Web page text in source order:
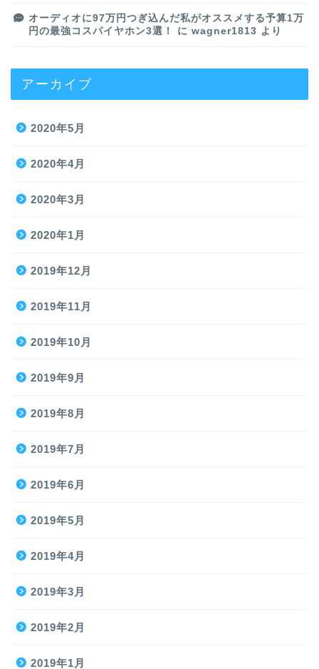
オーディオに97万円つぎ込んだ私がオススメする予算1万
円の最強コスパイヤホン3選！
に wagner1813 より
アーカイブ
2020年5月
2020年4月
2020年3月
2020年1月
2019年12月
2019年11月
2019年10月
2019年9月
2019年8月
2019年7月
2019年6月
2019年5月
2019年4月
2019年3月
2019年2月
2019年1月